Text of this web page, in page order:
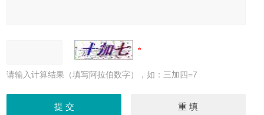
请输入计算结果（填写阿拉伯数字），如：三加四=7